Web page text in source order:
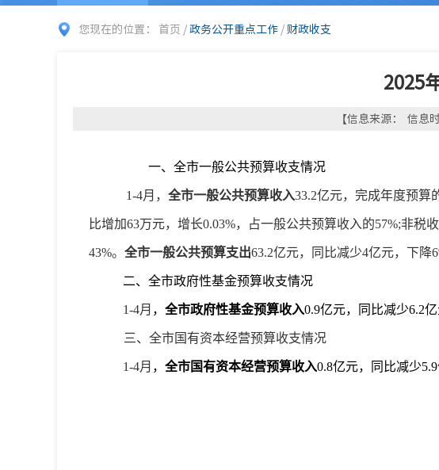
您现在的位置： 首页 /政务公开重点工作 / 财政收支
2025
【信息来源： 信息
一、 全市一般公共预算收支情况
1-4月 ， 全市一般公共预算收入33.2亿元，完成年度预算
比增加63万元，增长0.03%，占一般公共预算收入的57%;非税
43%。 全市一般公共预算支出63.2亿元，同比减少4亿元，下降6
二、 全市政府性基金预算收支情况
1-4月 ， 全市政府性基金预算收入0.9亿元， 同比减少6.2
三、全市国有资本经营预算收支情况
1-4月 ， 全市国有资本经营预算收入0.8亿元， 同比减少